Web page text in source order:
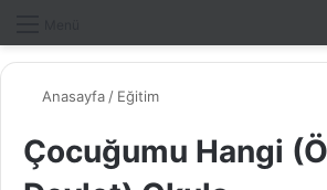
Anasayfa / Eğitim
Çocuğumu Hangi